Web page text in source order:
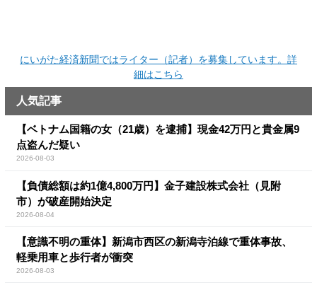
にいがた経済新聞ではライター（記者）を募集しています。詳
細はこちら
人気記事
【ベトナム国籍の女（21歳）を逮捕】現金42万円と貴金属9
点盗んだ疑い
2026-08-03
【負債総額は約1億4,800万円】金子建設株式会社（見附
市）が破産開始決定
2026-08-04
【意識不明の重体】新潟市西区の新潟寺泊線で重体事故、
軽乗用車と歩行者が衝突
2026-08-03